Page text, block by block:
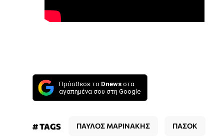
Πρόσθεσε το Dnews στα
αγαπημένα σου στη Google
# TAGS ΠΑΥΛΟΣ ΜΑΡΙΝΑΚΗΣ ΠΑΣΟΚ